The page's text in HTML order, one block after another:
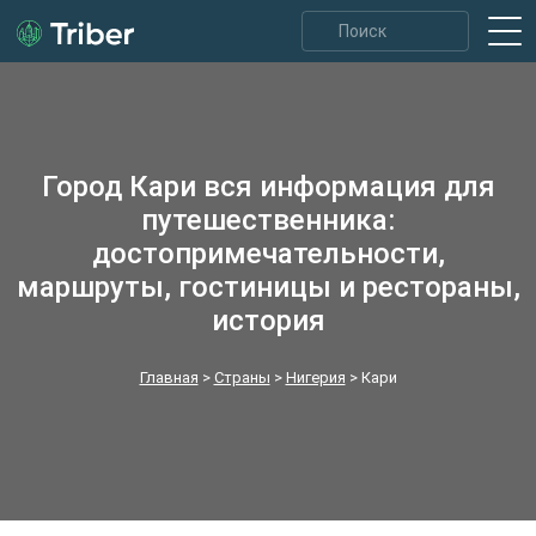
Город Кари вся информация для
путешественника:
достопримечательности,
маршруты, гостиницы и рестораны,
история
Главная > Страны > Нигерия > Кари